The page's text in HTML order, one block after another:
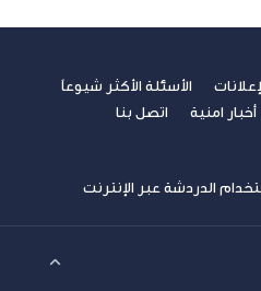
الأسئلة الأكثر شيوعاً
أخبار امنية
اتصل بنا
الدردشة عبر الإنترنت